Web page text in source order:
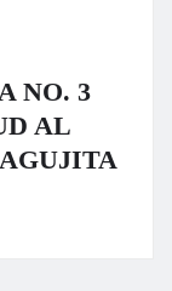
NO. 3
AL